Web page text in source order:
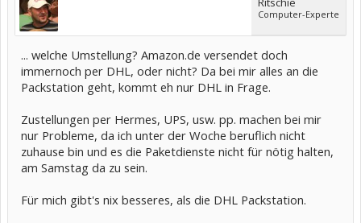
Computer-Experte
... welche Umstellung? Amazon.de versendet doch
immernoch per DHL, oder nicht? Da bei mir alles an die
Packstation geht, kommt eh nur DHL in Frage.
Zustellungen per Hermes, UPS, usw. pp. machen bei mir
nur Probleme, da ich unter der Woche beruflich nicht
zuhause bin und es die Paketdienste nicht für nötig halten,
am Samstag da zu sein.
Für mich gibt's nix besseres, als die DHL Packstation.